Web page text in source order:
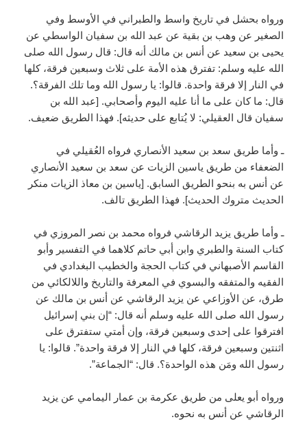
ورواه بحشل في تاريخ واسط والطبراني في الأوسط وفي
الصغير عن وهب بن بقية عن عبد الله بن سفيان الواسطي عن
يحيى بن سعيد عن أنس بن مالك أنه قال: قال رسول الله صلى
الله عليه وسلم: تفترق هذه الأمة على ثلاث وسبعين فرقة، كلها
في النار إلا فرقة واحدة. قالوا: يا رسول الله وما تلك الفرقة؟.
قال: ما كان على ما أنا عليه اليوم وأصحابي. [عبد الله بن
سفيان قال العقيلي: لا يُتابع على حديثه]. فهذا الطريق ضعيف.
ـ وأما طريق سعد بن سعيد الأنصاري فرواه العُقيلي في
الضعفاء من طريق ياسين الزيات عن سعد بن سعيد الأنصاري
عن أنس به بنحو الطريق السابق. [ياسين بن معاذ الزيات منكر
الحديث متروك الحديث]. فهذا الطريق تالف.
ـ وأما طريق يزيد الرقاشي فرواه محمد بن نصر المروزي في
كتاب السنة والطبري وابن أبي حاتم كلاهما في التفسير وأبو
القاسم الأصبهاني في كتاب الحجة والخطيب البغدادي في
الفقيه والمتفقه والبسوي في المعرفة والتاريخ واللالكائي من
طرق، عن الأوزاعي عن يزيد الرقاشي عن أنس بن مالك عن
رسول الله صلى الله عليه وسلم أنه قال: “إن بني إسرائيل
افترقوا على إحدى وسبعين فرقة، وإن أمتي ستفترق على
اثنتين وسبعين فرقة، كلها في النار إلا فرقة واحدة”. قالوا: يا
رسول الله ومَن هذه الواحدة؟. قال: “الجماعة”.
ورواه أبو يعلى من طريق عكرمة بن عمار اليمامي عن يزيد
الرقاشي عن أنس به نحوه.